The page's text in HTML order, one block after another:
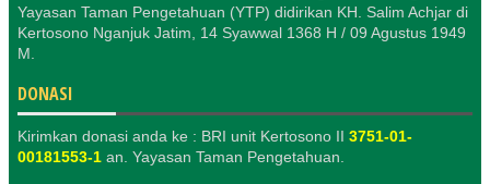
Yayasan Taman Pengetahuan (YTP) didirikan KH. Salim Achjar di
Kertosono Nganjuk Jatim, 14 Syawwal 1368 H / 09 Agustus 1949
M.
DONASI
Kirimkan donasi anda ke : BRI unit Kertosono II 3751-01-
00181553-1 an. Yayasan Taman Pengetahuan.